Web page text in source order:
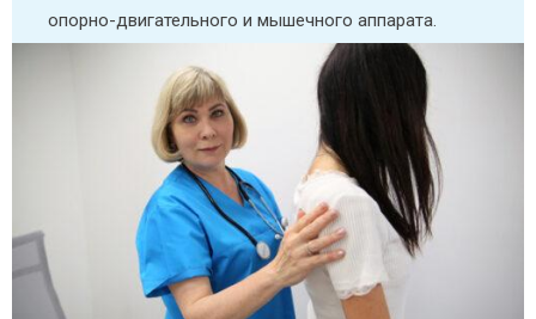
опорно-двигательного и мышечного аппарата.